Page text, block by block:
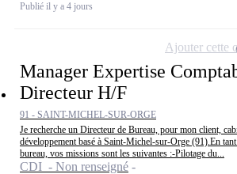
Publié il y a 4 jours
Manager Expertise
Directeur H/F
91 - SAINT-MICHEL-SUR-ORGE
Je recherche un Directeur de Bureau, pour mon client,
développement basé à Saint-Michel-sur-Orge (91).En
bureau, vos missions sont les suivantes :-Pilotage du...
CDI - Non renseigné
Ajouter cette